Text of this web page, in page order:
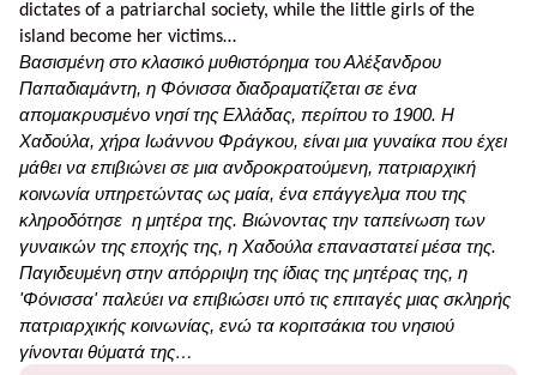
dictates of a patriarchal society, while the little girls of the
island become her victims…
Βασισμένη στο κλασικό μυθιστόρημα του Αλέξανδρου
Παπαδιαμάντη, η Φόνισσα διαδραματίζεται σε ένα
απομακρυσμένο νησί της Ελλάδας, περίπου το 1900. Η
Χαδούλα, χήρα Ιωάννου Φράγκου, είναι μια γυναίκα που έχει
μάθει να επιβιώνει σε μια ανδροκρατούμενη, πατριαρχική
κοινωνία υπηρετώντας ως μαία, ένα επάγγελμα που της
κληροδότησε η μητέρα της. Βιώνοντας την ταπείνωση των
γυναικών της εποχής της, η Χαδούλα επαναστατεί μέσα της.
Παγιδευμένη στην απόρριψη της ίδιας της μητέρας της, η
'Φόνισσα' παλεύει να επιβιώσει υπό τις επιταγές μιας σκληρής
πατριαρχικής κοινωνίας, ενώ τα κοριτσάκια του νησιού
γίνονται θύματά της…